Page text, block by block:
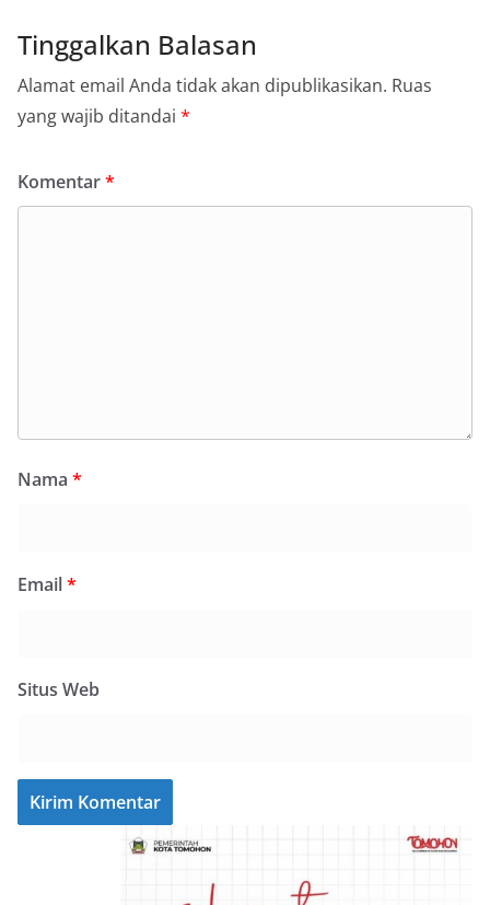
Tinggalkan Balasan
Alamat email Anda tidak akan dipublikasikan. Ruas
yang wajib ditandai *
Komentar*
Nama *
Email*
Situs Web